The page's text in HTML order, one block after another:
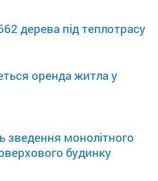
дерева під теплотрасу
оренда житла у
зведення монолітного
будинку